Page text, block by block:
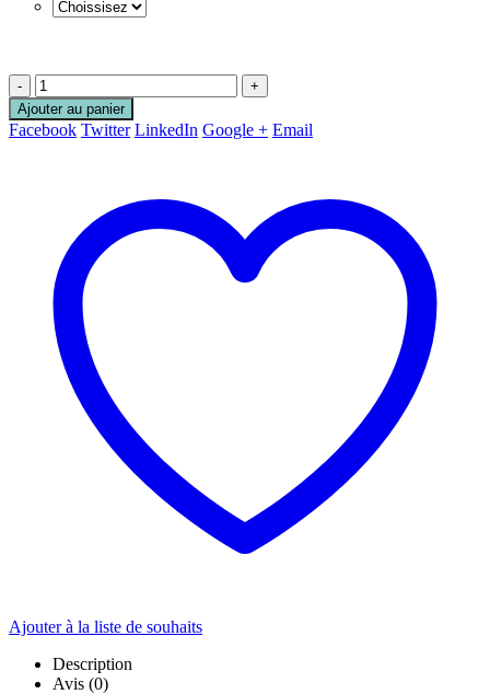
-
+
Ajouter au panier
Facebook Twitter LinkedIn Google + Email
Ajouter à la liste de souhaits
Description
Avis (0)